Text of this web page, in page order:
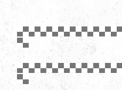
▀▄
▀▄